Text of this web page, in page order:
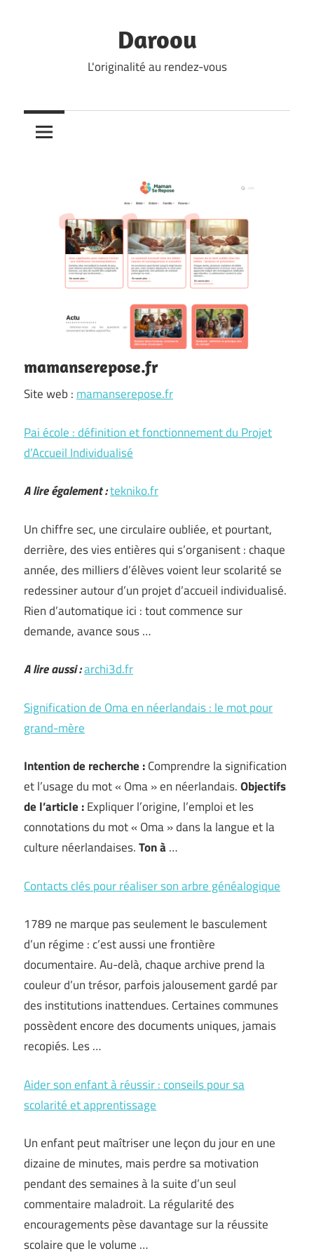
Daroou
L'originalité au rendez-vous
mamanserepose.fr
Site web : mamanserepose.fr
Pai école : définition et fonctionnement du Projet
d’Accueil Individualisé
A lire également :tekniko.fr
Un chiffre sec, une circulaire oubliée, et pourtant,
derrière, des vies entières qui s’organisent : chaque
année, des milliers d’élèves voient leur scolarité se
redessiner autour d’un projet d’accueil individualisé.
Rien d’automatique ici : tout commence sur
demande, avance sous …
A lire aussi :archi3d.fr
Signification de Oma en néerlandais : le mot pour
grand-mère
Intention de recherche :Comprendre la signification
et l’usage du mot « Oma » en néerlandais.Objectifs
de l’article :Expliquer l’origine, l’emploi et les
connotations du mot « Oma » dans la langue et la
culture néerlandaises.Ton à …
Contacts clés pour réaliser son arbre généalogique
1789 ne marque pas seulement le basculement
d’un régime : c’est aussi une frontière
documentaire. Au-delà, chaque archive prend la
couleur d’un trésor, parfois jalousement gardé par
des institutions inattendues. Certaines communes
possèdent encore des documents uniques, jamais
recopiés. Les …
Aider son enfant à réussir : conseils pour sa
scolarité et apprentissage
Un enfant peut maîtriser une leçon du jour en une
dizaine de minutes, mais perdre sa motivation
pendant des semaines à la suite d’un seul
commentaire maladroit. La régularité des
encouragements pèse davantage sur la réussite
scolaire que le volume …